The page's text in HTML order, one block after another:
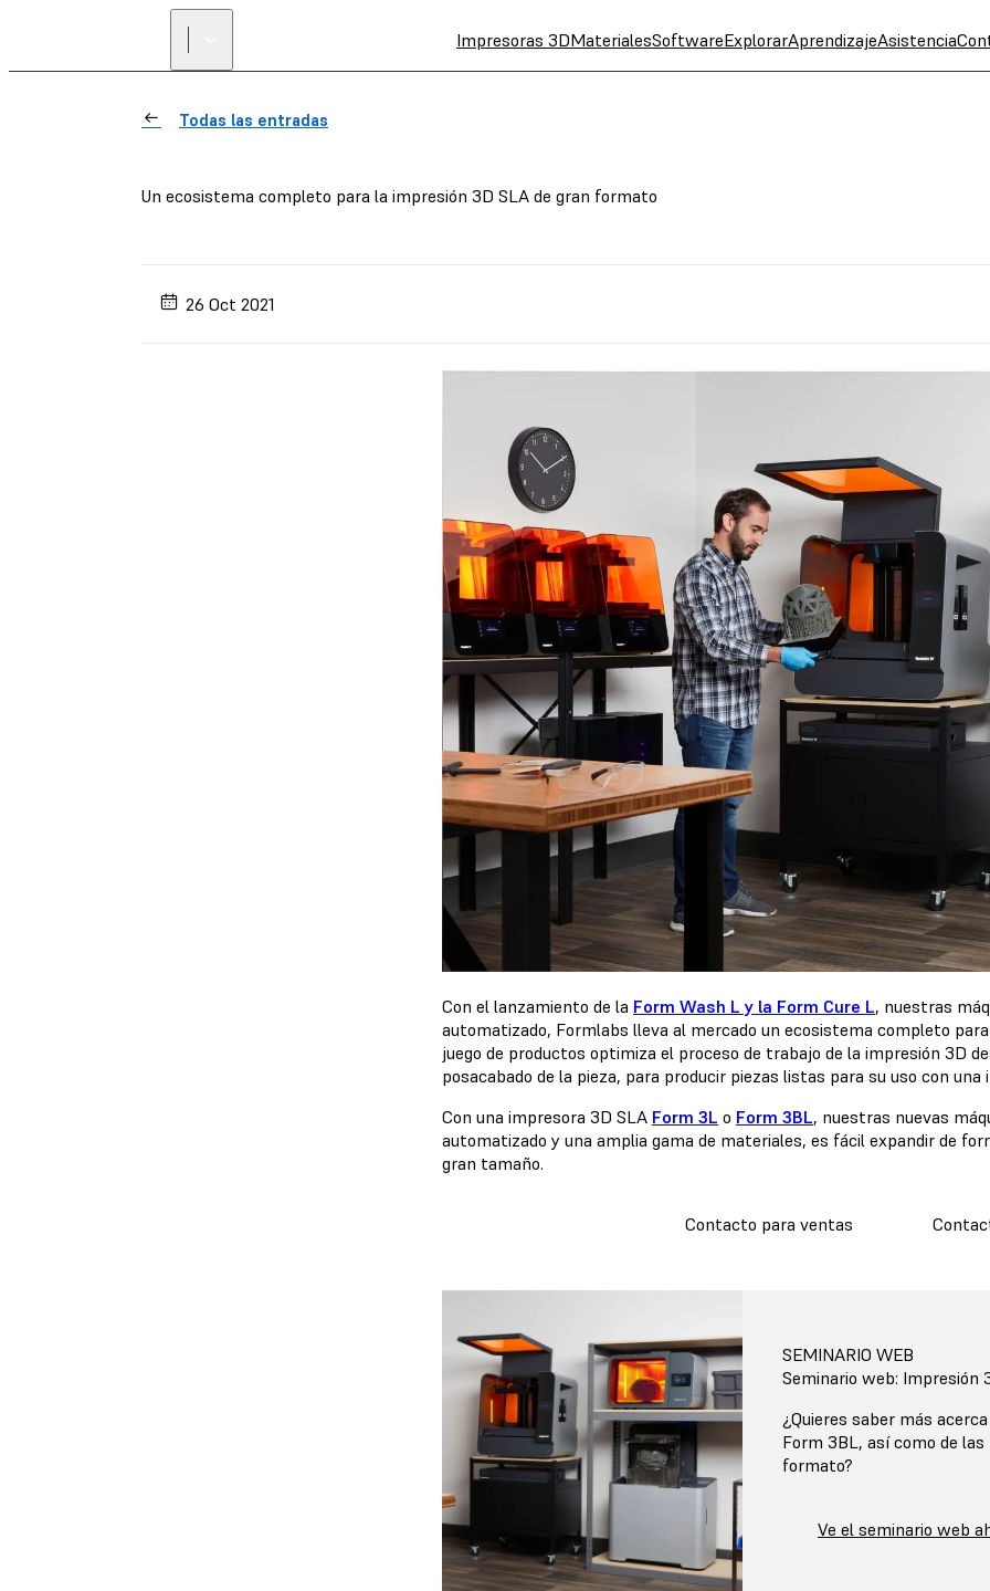
Impresoras 3DMaterialesSoftwareExplorarAprendizajeAsistencia
Todas las entradas
Un ecosistema completo para la impresión 3D SLA de gran formato
26 Oct 2021
Con el lanzamiento de la Form Wash L y la Form Cure L, nuestras
automatizado, Formlabs lleva al mercado un ecosistema completo
juego de productos optimiza el proceso de trabajo de la impresión 3D
posacabado de la pieza, para producir piezas listas para su uso con
Con una impresora 3D SLA Form 3L o Form 3BL, nuestras nuevas
automatizado y una amplia gama de materiales, es fácil expandir de
gran tamaño.
Contacto para ventas
SEMINARIO WEB
Seminario web: Impresión
¿Quieres saber más
Form 3BL, así como de
formato?
Ve el seminario web